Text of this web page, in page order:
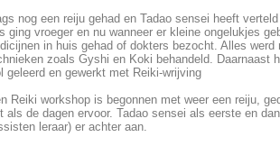
nog een reiju gehad en Tadao sensei heeft
ging vroeger en nu wanneer er kleine ongelukjes
in huis gehad of dokters bezocht. Alles werd
zoals Gyshi en Koki behandeld. Daarnaast
geleerd en gewerkt met Reiki-wrijving
Reiki workshop is begonnen met weer een reiju,
als de dagen ervoor. Tadao sensei als eerste en dan
leraar) er achter aan.